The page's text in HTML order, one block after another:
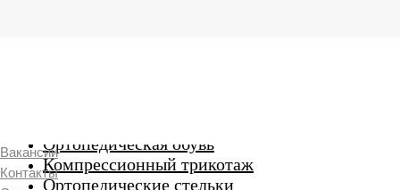
Ортопедическая обувь
Компрессионный трикотаж
Ортопедические стельки
Вакансии
Контакты